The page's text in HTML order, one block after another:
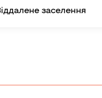
віддалене заселення